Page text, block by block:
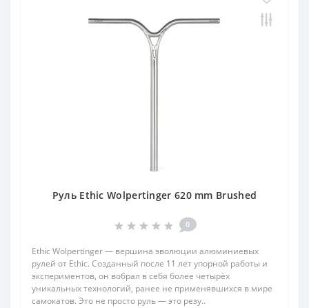
Руль Ethic Wolpertinger 620 mm Brushed
0
Ethic Wolpertinger — вершина эволюции алюминиевых
рулей от Ethic. Созданный после 11 лет упорной работы и
экспериментов, он вобрал в себя более четырёх
уникальных технологий, ранее не применявшихся в мире
самокатов. Это не просто руль — это резу..